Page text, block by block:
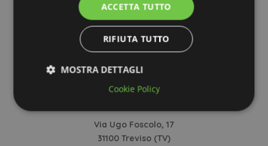
VISITA CONOSCITIVA
Via Ugo Foscolo, 17
31100 Treviso (TV)
ACCETTA TUTTO
RIFIUTA TUTTO
MOSTRA DETTAGLI
Cookie Policy